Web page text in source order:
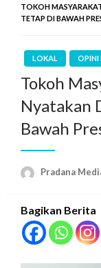
TOKOH
TETAP DI BAWAH
LOKAL OPINI
Tokoh
Nyatakan
Bawah
Pradana
Bagikan Berita